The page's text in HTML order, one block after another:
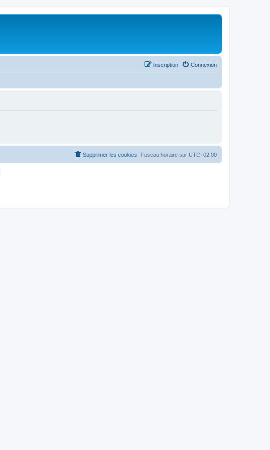
Connexion
Inscription
Fuseau horaire sur UTC+02:00
Supprimer les cookies